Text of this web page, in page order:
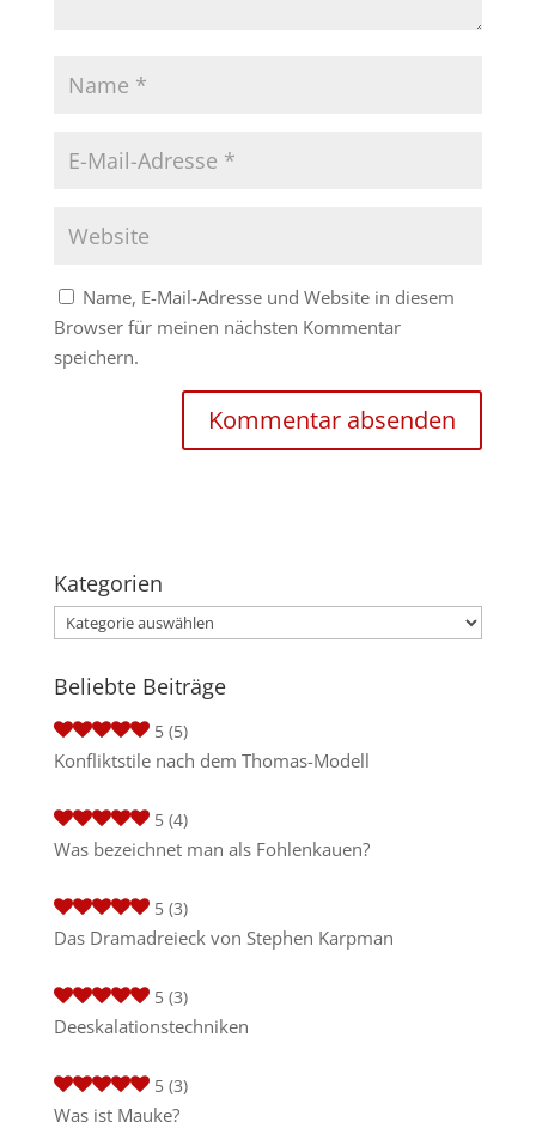
Name, E-Mail-Adresse und Website in diesem
Browser für meinen nächsten Kommentar
speichern.
Kategorien
Kategorien
Beliebte Beiträge
5 (5)
Konfliktstile nach dem Thomas-Modell
5 (4)
Was bezeichnet man als Fohlenkauen?
5 (3)
Das Dramadreieck von Stephen Karpman
5 (3)
Deeskalationstechniken
5 (3)
Was ist Mauke?